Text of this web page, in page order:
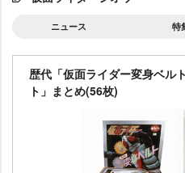
ニュース 特
歴代「仮面ライダー変身ベル
ト」まとめ(56枚)